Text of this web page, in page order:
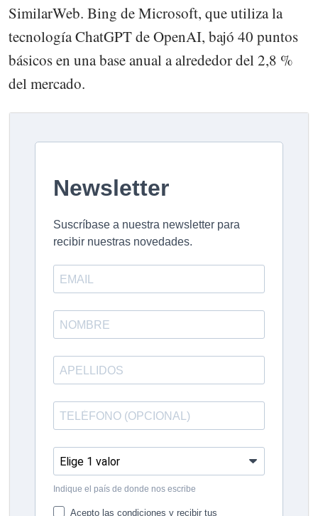
SimilarWeb. Bing de Microsoft, que utiliza la
tecnología ChatGPT de OpenAI, bajó 40 puntos
básicos en una base anual a alrededor del 2,8 %
del mercado.